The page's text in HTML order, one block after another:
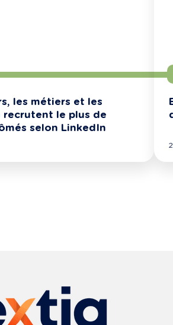
les métiers et les
recrutent le plus de
selon LinkedIn